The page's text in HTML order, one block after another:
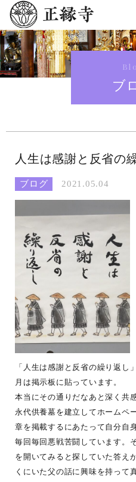
ブ
人生は感謝と反省の
ブログ 2021.05.04
「人生は感謝と反省の繰り返し
月は掲示板に貼っています。
本当にその通りだなあと深く共
永代供養墓を建立してホームペ
章を掲載するにあたって自分自
毎回毎回悪戦苦闘しています。
を開いてみると探していた答え
くにいた父の話に興味を持って